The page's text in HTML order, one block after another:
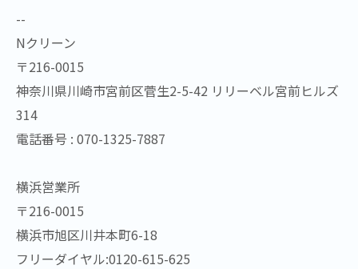
--
Nクリーン
〒216-0015
神奈川県川崎市宮前区菅生2-5-42 リリーベル宮前ヒルズ
314
電話番号 : 070-1325-7887
横浜営業所
〒216-0015
横浜市旭区川井本町6-18
フリーダイヤル:0120-615-625